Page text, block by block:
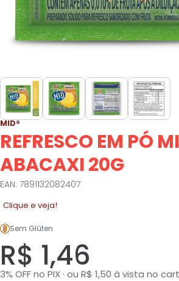
MID®
REFRESCO EM PÓ
ABACAXI 20G
EAN: 7891132082407
Clique e veja!
Sem Glúten
R$ 1,46
3% OFF no PIX · ou R$ 1,50 à vista no